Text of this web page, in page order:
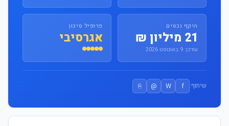
היקף נכסים
21 מיליון ₪
עודכן: 9 באוגוסט 2026
פרופיל סיכון
אגרסיבי
שיתוף: f
W
@
⎘